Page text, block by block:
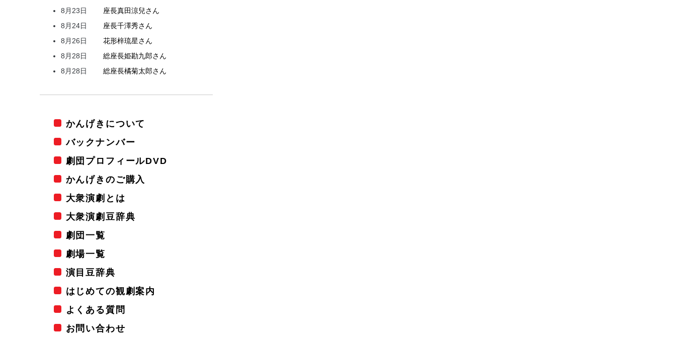
8月23日
座長真田涼兒さん
8月24日
座長千澤秀さん
8月26日
花形梓琉星さん
8月28日
総座長姫勘九郎さん
8月28日
総座長橘菊太郎さん
かんげきについて
バックナンバー
劇団プロフィールDVD
かんげきのご購入
大衆演劇とは
大衆演劇豆辞典
劇団一覧
劇場一覧
演目豆辞典
はじめての観劇案内
よくある質問
お問い合わせ